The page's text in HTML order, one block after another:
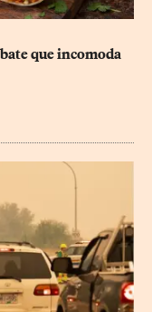
que incomoda